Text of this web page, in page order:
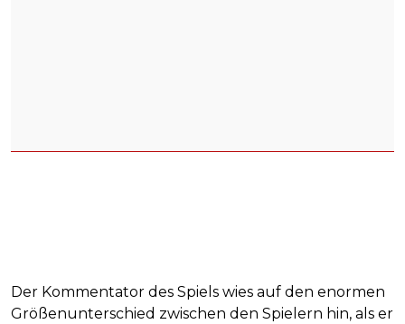
Der Kommentator des Spiels wies auf den enormen
Größenunterschied zwischen den Spielern hin, als er